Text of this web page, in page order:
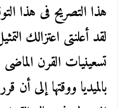
هذا التصريح فى هذا
لقد أعلنتى اعتزالك
تسعينيات القرن
بالميديا ووقتها إلى أن